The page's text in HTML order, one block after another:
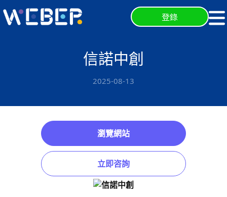
登錄
信諾中創
2025-08-13
瀏覽網站
立即咨詢